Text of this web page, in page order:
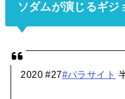
ソダムが演じるギジ
2020 #27#パラサイト